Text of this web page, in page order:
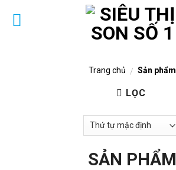
Trang chủ / Sản phẩm
LỌC
SẢN PHẨM